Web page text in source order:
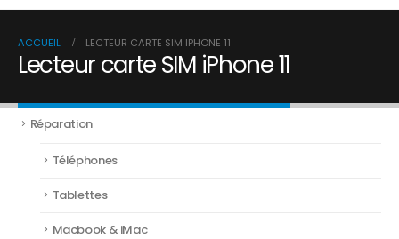
ACCUEIL LECTEUR CARTE SIM IPHONE 11
Lecteur carte SIM iPhone 11
Réparation
Téléphones
Tablettes
Macbook & iMac